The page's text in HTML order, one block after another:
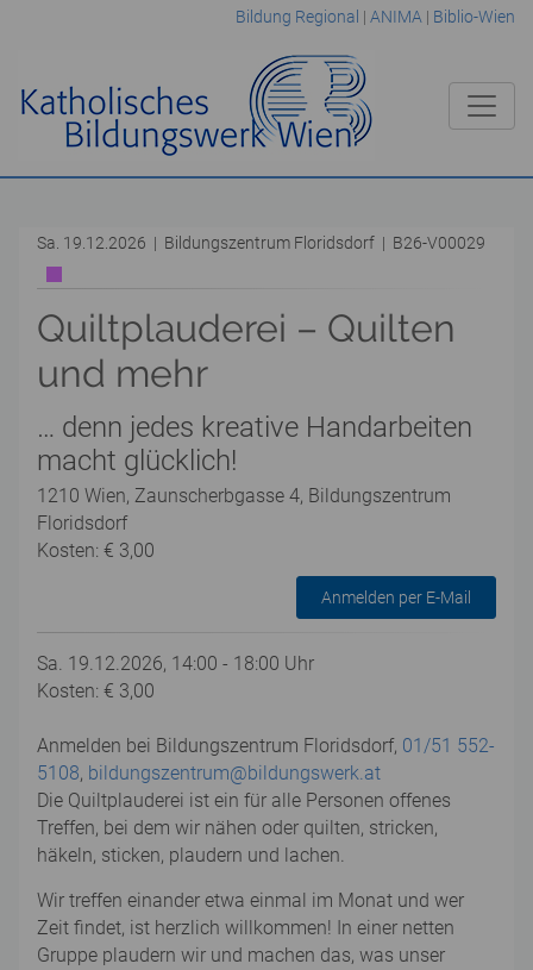
Bildung Regional | ANIMA | Biblio-Wien
Sa. 19.12.2026 | Bildungszentrum Floridsdorf | B26-V00029
Quiltplauderei – Quilten
und mehr
… denn jedes kreative Handarbeiten
macht glücklich!
1210 Wien, Zaunscherbgasse 4, Bildungszentrum
Floridsdorf
Kosten: € 3,00
Anmelden per E-Mail
Sa. 19.12.2026, 14:00 - 18:00 Uhr
Kosten: € 3,00
Anmelden bei Bildungszentrum Floridsdorf, 01/51 552-
5108, bildungszentrum@bildungswerk.at
Die Quiltplauderei ist ein für alle Personen offenes
Treffen, bei dem wir nähen oder quilten, stricken,
häkeln, sticken, plaudern und lachen.
Wir treffen einander etwa einmal im Monat und wer
Zeit findet, ist herzlich willkommen! In einer netten
Gruppe plaudern wir und machen das, was unser